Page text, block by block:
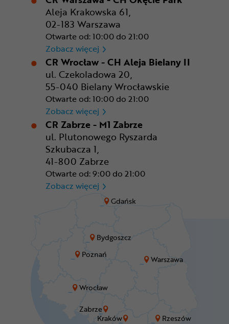
Bydgoszcz
Gdańsk
Kraków
Poznań
Rzeszów
Warszawa
Wrocław
Zabrze
Aleja Krakowska 61,
02-183 Warszawa
Otwarte od: 10:00 do 21:00
Zobacz więcej CR Warszawa - CH Okęcie
CR Wrocław - CH Aleja Bielany II
ul. Czekoladowa 20,
55-040 Bielany Wrocławskie
Otwarte od: 10:00 do 21:00
Zobacz więcej CR Wrocław - CH Aleja
CR Zabrze - M1 Zabrze
ul. Plutonowego Ryszarda
Szkubacza 1,
41-800 Zabrze
Otwarte od: 9:00 do 21:00
Zobacz więcej CR Zabrze - M1 Zabrze